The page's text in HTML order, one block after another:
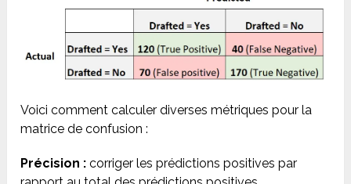
Voici comment calculer diverses métriques pour la
matrice de confusion :
Précision : corriger les prédictions positives par